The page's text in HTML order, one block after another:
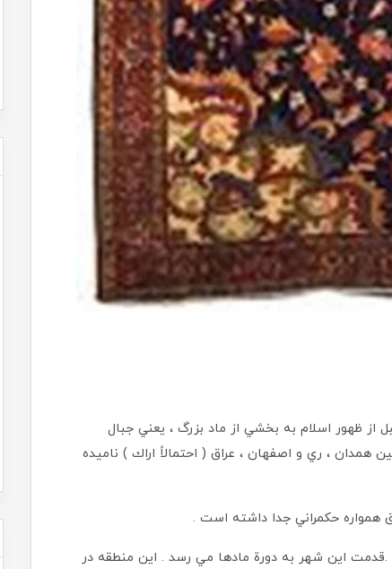
ولي لفظ اراك قبل از ظهور اسلام به بخشي از ماد بزرگ ، يعني جبال
، ري و اصفهان ، عراق ( احتمالاً اراك ) ناميده
همواره حكمراني جدا داشته است .
اين شهر به دورة مادها مي رسد . اين منطقه در